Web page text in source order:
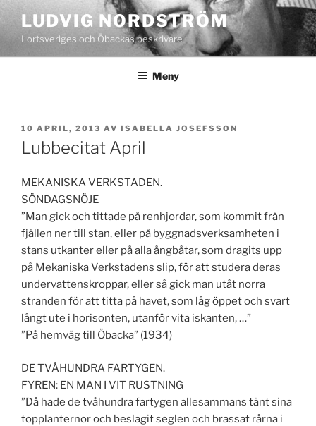
Hoppa
till
innehåll
LUDVIG NORDSTRÖM
Lortsveriges och Öbackas beskrivare
Meny
PUBLICERAT
10 APRIL, 2013 AV ISABELLA JOSEFSSON
Lubbecitat April
MEKANISKA VERKSTADEN.
SÖNDAGSNÖJE
”Man gick och tittade på renhjordar, som kommit från
fjällen ner till stan, eller på byggnadsverksamheten i
stans utkanter eller på alla ångbåtar, som dragits upp
på Mekaniska Verkstadens slip, för att studera deras
undervattenskroppar, eller så gick man utåt norra
stranden för att titta på havet, som låg öppet och svart
långt ute i horisonten, utanför vita iskanten, …”
”På hemväg till Öbacka” (1934)
DE TVÅHUNDRA FARTYGEN.
FYREN: EN MAN I VIT RUSTNING
”Då hade de tvåhundra fartygen allesammans tänt sina
topplanternor och beslagit seglen och brassat rårna i